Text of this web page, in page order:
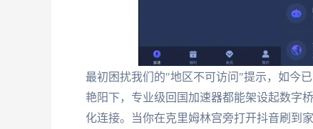
最初困扰我们的"地区不可访问"提示，如今
艳阳下，专业级回国加速器都能架设起数字
化连接。当你在克里姆林宫旁打开抖音刷